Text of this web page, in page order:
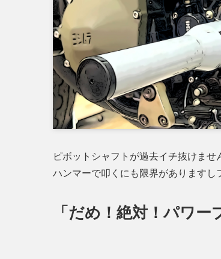
ピボットシャフトが過去イチ抜けませ
ハンマーで叩くにも限界がありますし
「だめ！絶対！パワー